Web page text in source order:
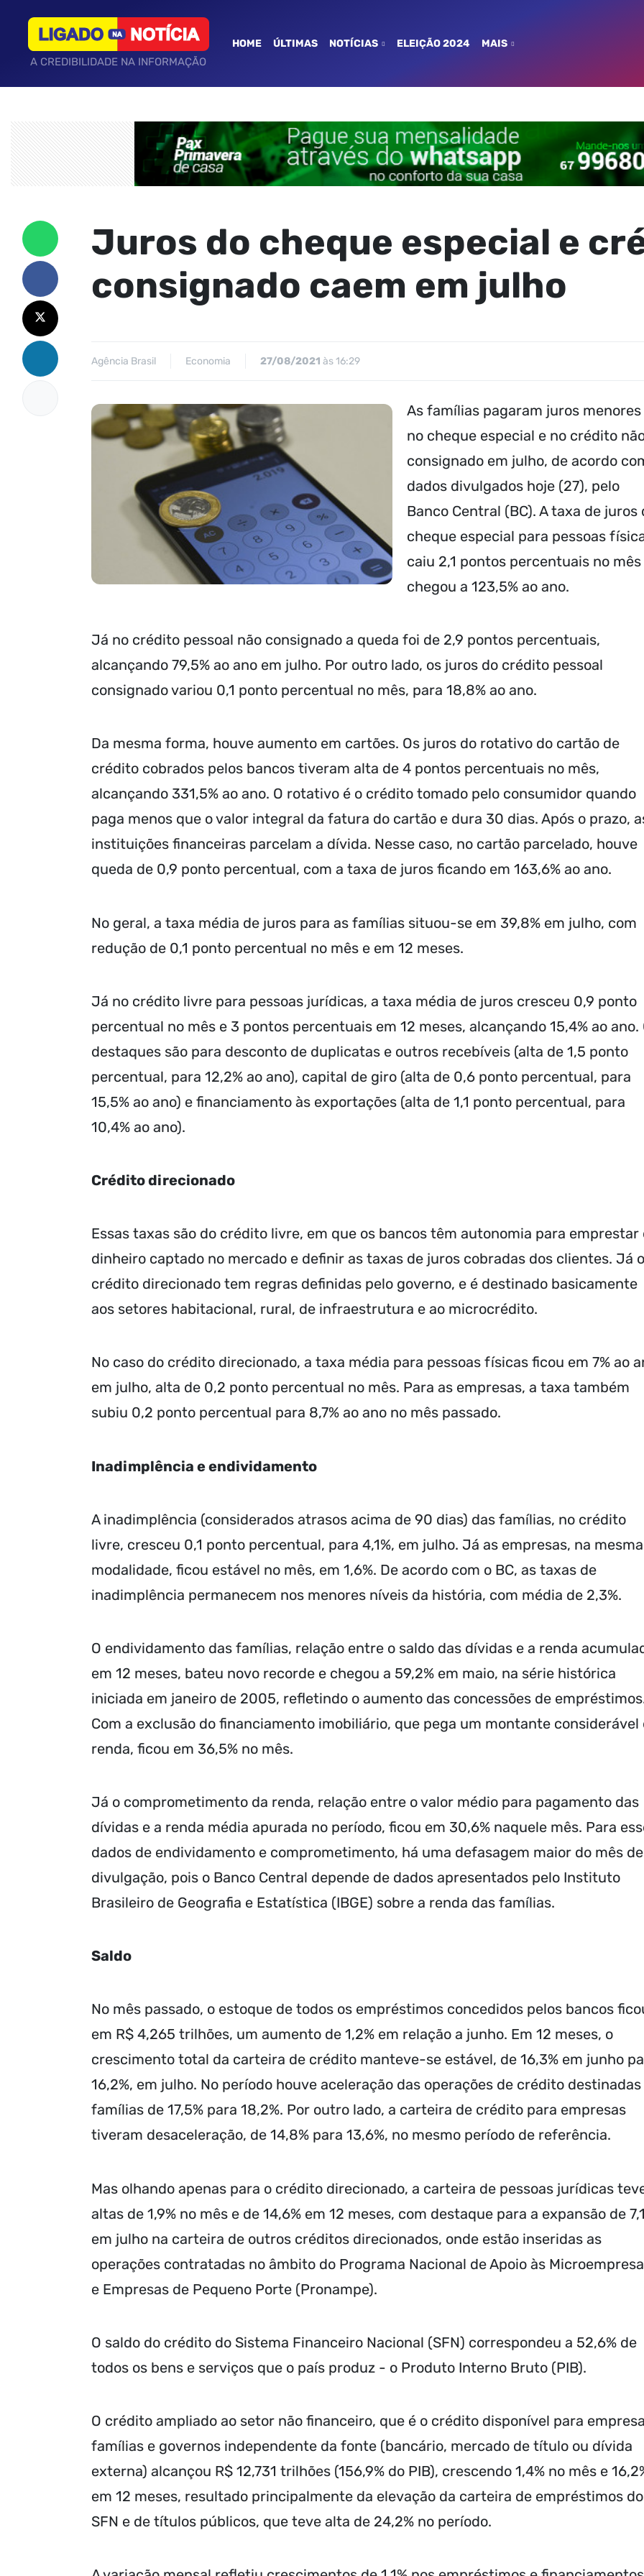
A CREDIBILIDADE NA INFORMAÇÃO
HOME ÚLTIMAS NOTÍCIAS ELEIÇÃO 2024 MAIS
Juros do cheque especial e
consignado caem em julho
Agência Brasil Economia 27/08/2021 às 16:29
As famílias pagaram juros menores
no cheque especial e no crédito
consignado em julho, de acordo
dados divulgados hoje (27), pelo
Banco Central (BC). A taxa de juros
cheque especial para pessoas
caiu 2,1 pontos percentuais no mês
chegou a 123,5% ao ano.
Já no crédito pessoal não consignado a queda foi de 2,9 pontos percentuais,
alcançando 79,5% ao ano em julho. Por outro lado, os juros do crédito pessoal
consignado variou 0,1 ponto percentual no mês, para 18,8% ao ano.
Da mesma forma, houve aumento em cartões. Os juros do rotativo do cartão de
crédito cobrados pelos bancos tiveram alta de 4 pontos percentuais no mês,
alcançando 331,5% ao ano. O rotativo é o crédito tomado pelo consumidor quando
paga menos que o valor integral da fatura do cartão e dura 30 dias. Após o prazo,
instituições financeiras parcelam a dívida. Nesse caso, no cartão parcelado, houve
queda de 0,9 ponto percentual, com a taxa de juros ficando em 163,6% ao ano.
No geral, a taxa média de juros para as famílias situou-se em 39,8% em julho, com
redução de 0,1 ponto percentual no mês e em 12 meses.
Já no crédito livre para pessoas jurídicas, a taxa média de juros cresceu 0,9 ponto
percentual no mês e 3 pontos percentuais em 12 meses, alcançando 15,4% ao ano.
destaques são para desconto de duplicatas e outros recebíveis (alta de 1,5 ponto
percentual, para 12,2% ao ano), capital de giro (alta de 0,6 ponto percentual, para
15,5% ao ano) e financiamento às exportações (alta de 1,1 ponto percentual, para
10,4% ao ano).
Crédito direcionado
Essas taxas são do crédito livre, em que os bancos têm autonomia para emprestar
dinheiro captado no mercado e definir as taxas de juros cobradas dos clientes. Já o
crédito direcionado tem regras definidas pelo governo, e é destinado basicamente
aos setores habitacional, rural, de infraestrutura e ao microcrédito.
No caso do crédito direcionado, a taxa média para pessoas físicas ficou em 7% ao
em julho, alta de 0,2 ponto percentual no mês. Para as empresas, a taxa também
subiu 0,2 ponto percentual para 8,7% ao ano no mês passado.
Inadimplência e endividamento
A inadimplência (considerados atrasos acima de 90 dias) das famílias, no crédito
livre, cresceu 0,1 ponto percentual, para 4,1%, em julho. Já as empresas, na mesma
modalidade, ficou estável no mês, em 1,6%. De acordo com o BC, as taxas de
inadimplência permanecem nos menores níveis da história, com média de 2,3%.
O endividamento das famílias, relação entre o saldo das dívidas e a renda
em 12 meses, bateu novo recorde e chegou a 59,2% em maio, na série histórica
iniciada em janeiro de 2005, refletindo o aumento das concessões de
Com a exclusão do financiamento imobiliário, que pega um montante considerável
renda, ficou em 36,5% no mês.
Já o comprometimento da renda, relação entre o valor médio para pagamento das
dívidas e a renda média apurada no período, ficou em 30,6% naquele mês. Para
dados de endividamento e comprometimento, há uma defasagem maior do mês de
divulgação, pois o Banco Central depende de dados apresentados pelo Instituto
Brasileiro de Geografia e Estatística (IBGE) sobre a renda das famílias.
Saldo
No mês passado, o estoque de todos os empréstimos concedidos pelos bancos
em R$ 4,265 trilhões, um aumento de 1,2% em relação a junho. Em 12 meses, o
crescimento total da carteira de crédito manteve-se estável, de 16,3% em junho
16,2%, em julho. No período houve aceleração das operações de crédito destinadas
famílias de 17,5% para 18,2%. Por outro lado, a carteira de crédito para empresas
tiveram desaceleração, de 14,8% para 13,6%, no mesmo período de referência.
Mas olhando apenas para o crédito direcionado, a carteira de pessoas jurídicas
altas de 1,9% no mês e de 14,6% em 12 meses, com destaque para a expansão de
em julho na carteira de outros créditos direcionados, onde estão inseridas as
operações contratadas no âmbito do Programa Nacional de Apoio às
e Empresas de Pequeno Porte (Pronampe).
O saldo do crédito do Sistema Financeiro Nacional (SFN) correspondeu a 52,6% de
todos os bens e serviços que o país produz - o Produto Interno Bruto (PIB).
O crédito ampliado ao setor não financeiro, que é o crédito disponível para
famílias e governos independente da fonte (bancário, mercado de título ou dívida
externa) alcançou R$ 12,731 trilhões (156,9% do PIB), crescendo 1,4% no mês e
em 12 meses, resultado principalmente da elevação da carteira de empréstimos do
SFN e de títulos públicos, que teve alta de 24,2% no período.